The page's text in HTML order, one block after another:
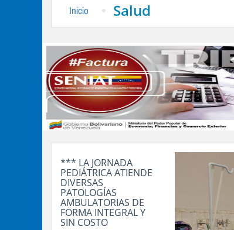
Inicio Salud
*** LA JORNADA
PEDIÁTRICA ATIENDE
DIVERSAS
PATOLOGÍAS
AMBULATORIAS DE
FORMA INTEGRAL Y
SIN COSTO